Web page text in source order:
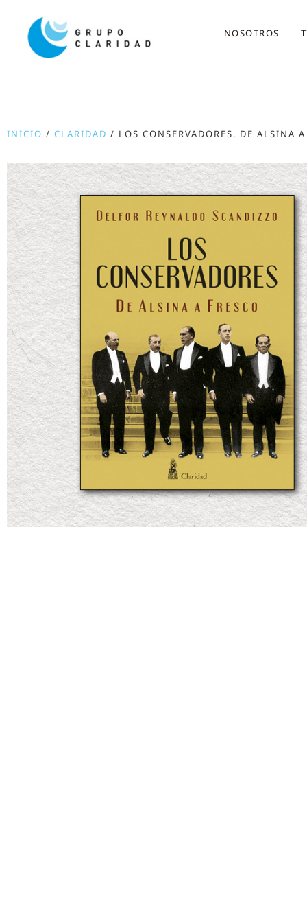
NOSOTROS
INICIO / CLARIDAD / LOS CONSERVADORES. DE ALSINA A